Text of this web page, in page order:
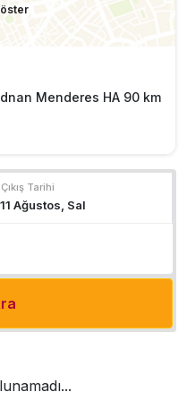
Menderes HA 90 km
Çıkış Tarihi